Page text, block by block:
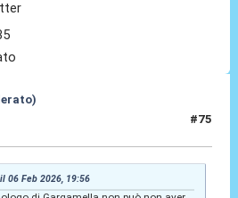
#75
06 Feb 2026, 19:56